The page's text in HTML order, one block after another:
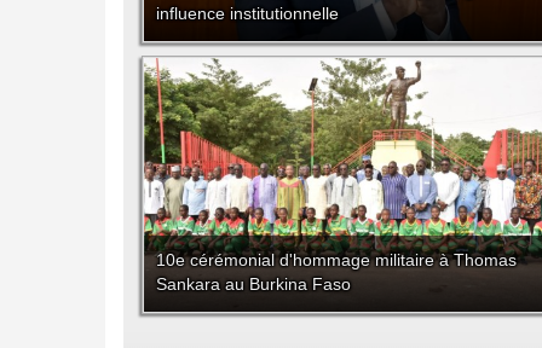
influence institutionnelle
10e cérémonial d'hommage militaire à Thomas
Sankara au Burkina Faso